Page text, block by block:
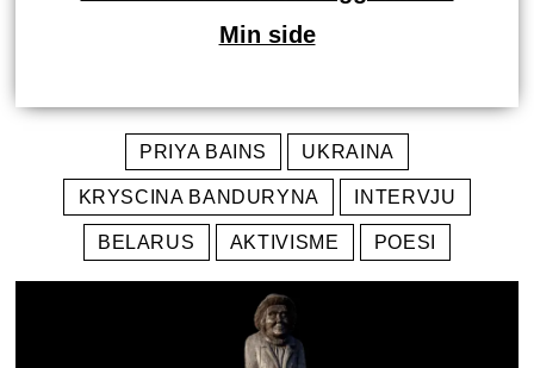
Min side
PRIYA BAINS UKRAINA
KRYSCINA BANDURYNA INTERVJU
BELARUS AKTIVISME POESI